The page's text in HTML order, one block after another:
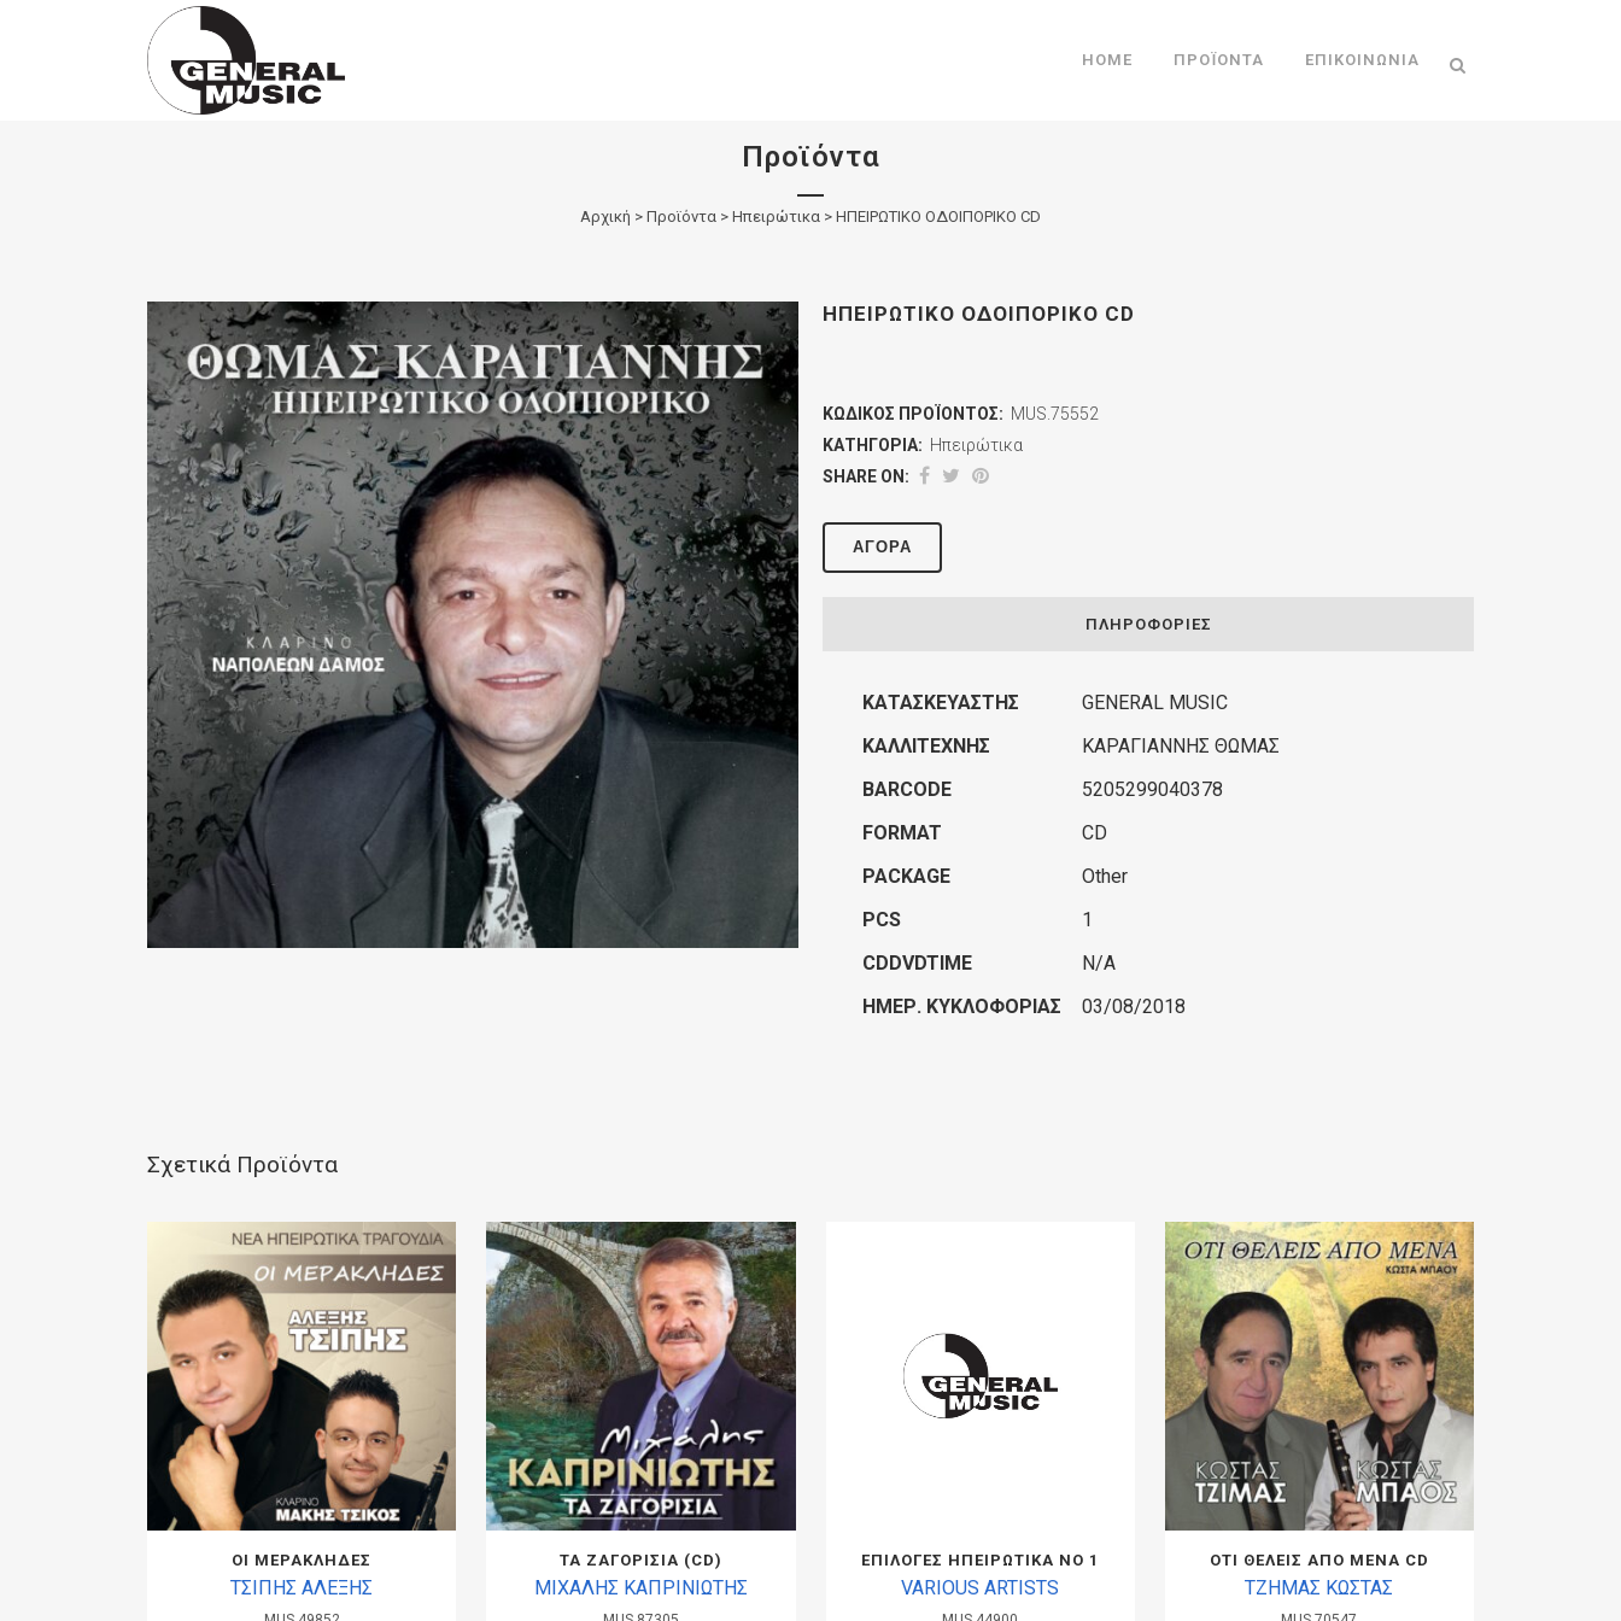
Products
HOME ΠΡΟΪΌΝΤΑ ΕΠΙΚΟΙΝΩΝΊΑ
Προϊόντα
Αρχική > Προϊόντα > Ηπειρώτικα > ΗΠΕΙΡΩΤΙΚΟ ΟΔΟΙΠΟΡΙΚΟ CD
ΗΠΕΙΡΩΤΙΚΟ ΟΔΟΙΠΟΡΙΚΟ CD
ΚΩΔΙΚΌΣ ΠΡΟΪΌΝΤΟΣ: MUS.75552
ΚΑΤΗΓΟΡΊΑ: Ηπειρώτικα
SHARE ON:
ΑΓΟΡΆ
ΠΛΗΡΟΦΟΡΊΕΣ
ΚΑΤΑΣΚΕΥΑΣΤΉΣ
GENERAL MUSIC
ΚΑΛΛΙΤΈΧΝΗΣ
ΚΑΡΑΓΙΑΝΝΗΣ ΘΩΜΑΣ
BARCODE
5205299040378
FORMAT
CD
PACKAGE
Other
PCS
1
CDDVDTIME
N/A
ΗΜΕΡ. ΚΥΚΛΟΦΟΡΊΑΣ
03/08/2018
Σχετικά Προϊόντα
ΟΙ ΜΕΡΑΚΛΗΔΕΣ
ΤΣΙΠΗΣ ΑΛΕΞΗΣ
ΤΑ ΖΑΓΟΡΙΣΙΑ (CD)
ΜΙΧΑΛΗΣ ΚΑΠΡΙΝΙΩΤΗΣ
ΕΠΙΛΟΓΕΣ ΗΠΕΙΡΩΤΙΚΑ ΝΟ 1
VARIOUS ARTISTS
ΟΤΙ ΘΕΛΕΙΣ ΑΠΟ ΜΕΝΑ CD
ΤΖΗΜΑΣ ΚΩΣΤΑΣ